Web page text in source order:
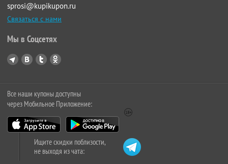
sprosi@kupikupon.ru
Связаться с нами
Мы в Соцсетях
Все наши купоны доступны
через Мобильное Приложение:
Ищите скидки поблизости,
не выходя из чата: